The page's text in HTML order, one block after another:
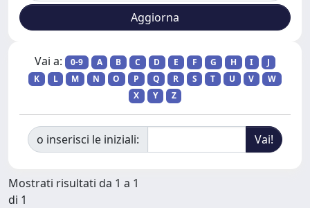
Vai a: 0-9 A B C D E F G H I
J
K
L M N O P Q R S T U V
W
X
Y Z
o inserisci le iniziali:
Mostrati risultati da 1 a 1
di 1